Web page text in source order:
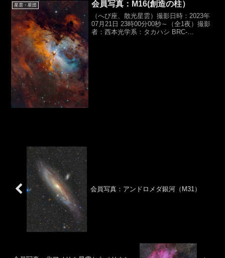
星雲・星団 会員写真：M16(創造の柱）
（へび座、散光星雲）撮影日時：2023年
07月21日 23時00分00秒～（全1夜）撮影
者：西本光学系：タカハシ BRC-
会員写真：アンドロメダ銀河（M31）